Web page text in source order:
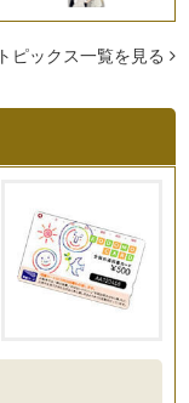
トピックス一覧を見る